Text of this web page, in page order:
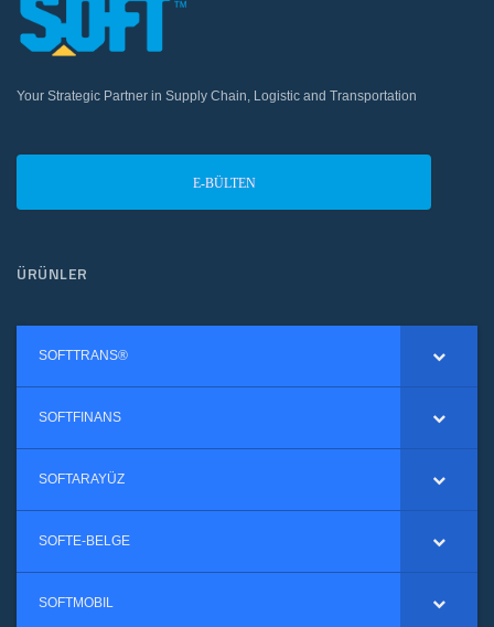
Your Strategic Partner in Supply Chain, Logistic and Transportation
E-BÜLTEN
ÜRÜNLER
SOFTTRANS®
SOFTFINANS
SOFTARAYÜZ
SOFTE-BELGE
SOFTMOBIL